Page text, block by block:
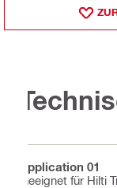
Application 01
Geeignet für Hilti